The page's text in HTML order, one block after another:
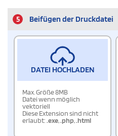
5 Beifügen der Druckdatei
DATEI HOCHLADEN
Max. Größe 8MB
Datei wenn möglich
vektoriell
Diese Extension sind nicht
erlaubt:.exe,.php,.html